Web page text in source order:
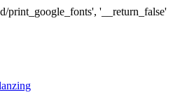
print_google_fonts', '__return_false'